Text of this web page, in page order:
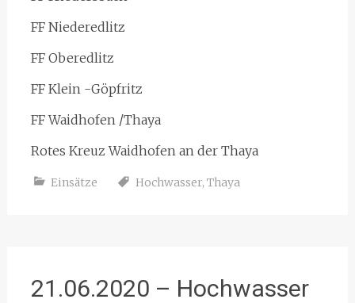
FF Niederedlitz
FF Oberedlitz
FF Klein -Göpfritz
FF Waidhofen /Thaya
Rotes Kreuz Waidhofen an der Thaya
Einsätze Hochwasser, Thaya
21.06.2020 – Hochwasser